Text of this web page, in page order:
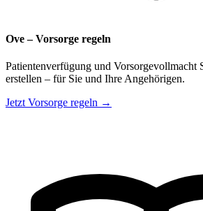
Ove – Vorsorge regeln
Patientenverfügung und Vorsorgevollmacht
erstellen – für Sie und Ihre Angehörigen.
Jetzt Vorsorge regeln →